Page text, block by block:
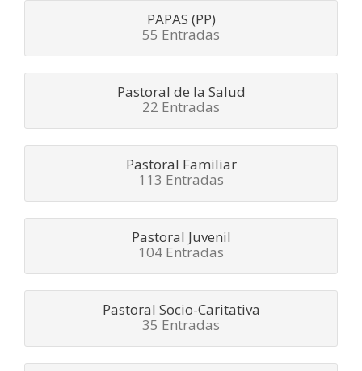
PAPAS (PP)
55 Entradas
Pastoral de la Salud
22 Entradas
Pastoral Familiar
113 Entradas
Pastoral Juvenil
104 Entradas
Pastoral Socio-Caritativa
35 Entradas